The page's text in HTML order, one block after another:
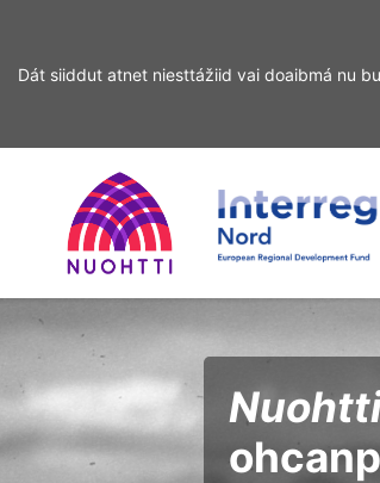
Dát siiddut atnet niesttážiid vai doaibmá nu
ohcamii
sisdollui
Home Interreg
Nord
Ohcan